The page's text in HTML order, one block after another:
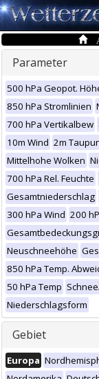
Parameter
500 hPa Geopot.
850 hPa Stromlinien
700 hPa Vertikalbew
10m Wind 2m
Mittelhohe Wolken
700 hPa Rel. Feuchte
Gesamtniederschlag
300 hPa Wind 200
Neuschneehöhe
850 hPa Temp.
50 hPa Temp
Niederschlagsform
Gebiet
Europa